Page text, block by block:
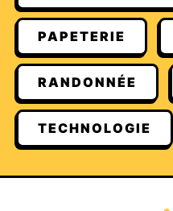
PAPETERIE
RANDONNÉE
TECHNOLOGIE